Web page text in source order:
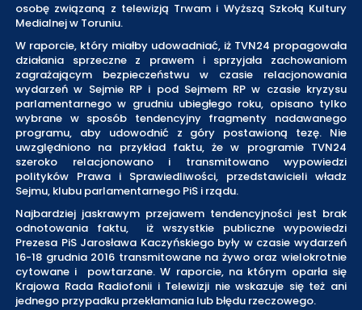
osobę związaną z telewizją Trwam i Wyższą Szkołą Kultury
Medialnej w Toruniu.
W raporcie, który miałby udowadniać, iż TVN24 propagowała
działania sprzeczne z prawem i sprzyjała zachowaniom
zagrażającym bezpieczeństwu w czasie relacjonowania
wydarzeń w Sejmie RP i pod Sejmem RP w czasie kryzysu
parlamentarnego w grudniu ubiegłego roku, opisano tylko
wybrane w sposób tendencyjny fragmenty nadawanego
programu, aby udowodnić z góry postawioną tezę. Nie
uwzględniono na przykład faktu, że w programie TVN24
szeroko relacjonowano i transmitowano wypowiedzi
polityków Prawa i Sprawiedliwości, przedstawicieli władz
Sejmu, klubu parlamentarnego PiS i rządu.
Najbardziej jaskrawym przejawem tendencyjności jest brak
odnotowania faktu, iż wszystkie publiczne wypowiedzi
Prezesa PiS Jarosława Kaczyńskiego były w czasie wydarzeń
16-18 grudnia 2016 transmitowane na żywo oraz wielokrotnie
cytowane i powtarzane. W raporcie, na którym oparła się
Krajowa Rada Radiofonii i Telewizji nie wskazuje się też ani
jednego przypadku przekłamania lub błędu rzeczowego.